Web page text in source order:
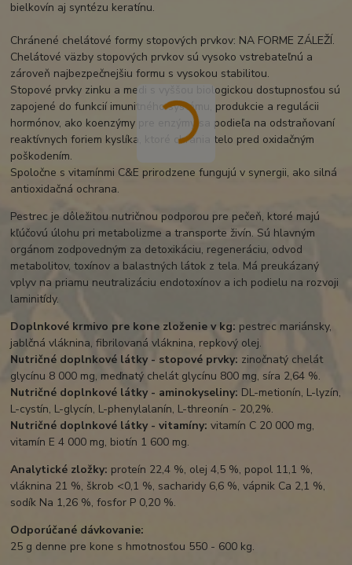
bielkovín aj syntézu keratínu.
Chránené chelátové formy stopových prvkov: NA FORME ZÁLEŽÍ.
Chelátové väzby stopových prvkov sú vysoko vstrebateľnú a
zároveň najbezpečnejšiu formu s vysokou stabilitou.
Stopové prvky zinku a medi s vyššou biologickou dostupnosťou sú
zapojené do funkcií imunitného systému, produkcie a regulácii
hormónov, ako koenzýmy pre enzýmy sa podieľa na odstraňovaní
reaktívnych foriem kyslíka, ktoré chránia telo pred oxidačným
poškodením.
Spoločne s vitamínmi C&E prirodzene fungujú v synergii, ako silná
antioxidačná ochrana.
Pestrec je dôležitou nutričnou podporou pre pečeň, ktoré majú
kľúčovú úlohu pri metabolizme a transporte živín. Sú hlavným
orgánom zodpovedným za detoxikáciu, regeneráciu, odvod
metabolitov, toxínov a balastných látok z tela. Má preukázaný
vplyv na priamu neutralizáciu endotoxínov a ich podielu na rozvoji
laminitídy.
Doplnkové krmivo pre kone zloženie v kg: pestrec mariánsky,
jablčná vláknina, fibrilovaná vláknina, repkový olej.
Nutričné ​​doplnkové látky - stopové prvky: zinočnatý chelát
glycínu 8 000 mg, meďnatý chelát glycínu 800 mg, síra 2,64 %.
Nutričné ​​doplnkové látky - aminokyseliny: DL-metionín, L-lyzín,
L-cystín, L-glycín, L-phenylalanín, L-threonín - 20,2%.
Nutričné ​​doplnkové látky - vitamíny:vitamín C 20 000 mg,
vitamín E 4 000 mg, biotín 1 600 mg.
Analytické zložky: proteín 22,4 %, olej 4,5 %, popol 11,1 %,
vláknina 21 %, škrob <0,1 %, sacharidy 6,6 %, vápnik Ca 2,1 %,
sodík Na 1,26 %, fosfor P 0,20 %.
Odporúčané dávkovanie:
25 g denne pre kone s hmotnosťou 550 - 600 kg.